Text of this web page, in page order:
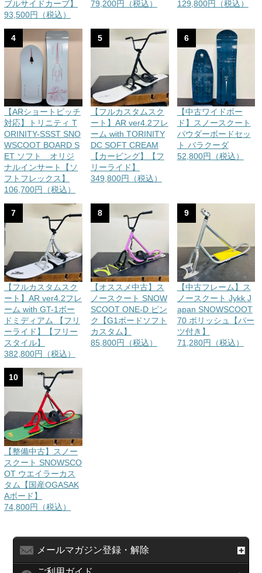
ブルサイドカーブ】
93,500円（税込）
79,200円（税込）
129,800円（税込）
4
【ARショートピッチ
対応】トリニティ T
ORINITY-SSST SNO
WSCOOT BOARD S
ET ソフト オリジ
ナルインサート【ソ
フトフレックス】
106,700円（税込）
5
【フルカスタムスク
ート】AR ver4.2フレ
ーム with TORINITY
DC SOFT CREAM
【カービング】【フ
リーライド】
349,800円（税込）
6
【中古ワイドボー
ド】スノースクート
パウダーボードセッ
ト バラクーダ
52,800円（税込）
7
【フルカスタムスク
ート】AR ver4.2フレ
ーム with GT-1ボー
ドミディアム 【フリ
ーライド】【フリー
スタイル】
382,800円（税込）
8
【オススメ中古】ス
ノースクート SNOW
SCOOT ONE-D ピン
ク【G1ボードソフト
カスタム】
85,800円（税込）
9
【中古フレーム】ス
ノースクート Jykk J
apan SNOWSCOOT
70 ポリッシュ【パー
ツ付き】
71,280円（税込）
10
【整備中古】スノー
スクート SNOWSCO
OT ウエイラーカス
タム【国産OGASAK
Aボード】
74,800円（税込）
メールマガジン登録・解除